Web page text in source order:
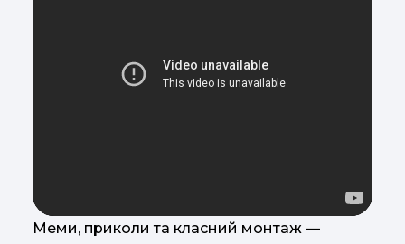
Меми, приколи та класний монтаж —